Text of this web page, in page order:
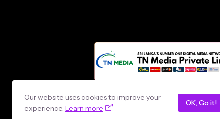
Design by - loncey tech
Our website uses cookies to improve your
experience. Learn more
OK, Go it!